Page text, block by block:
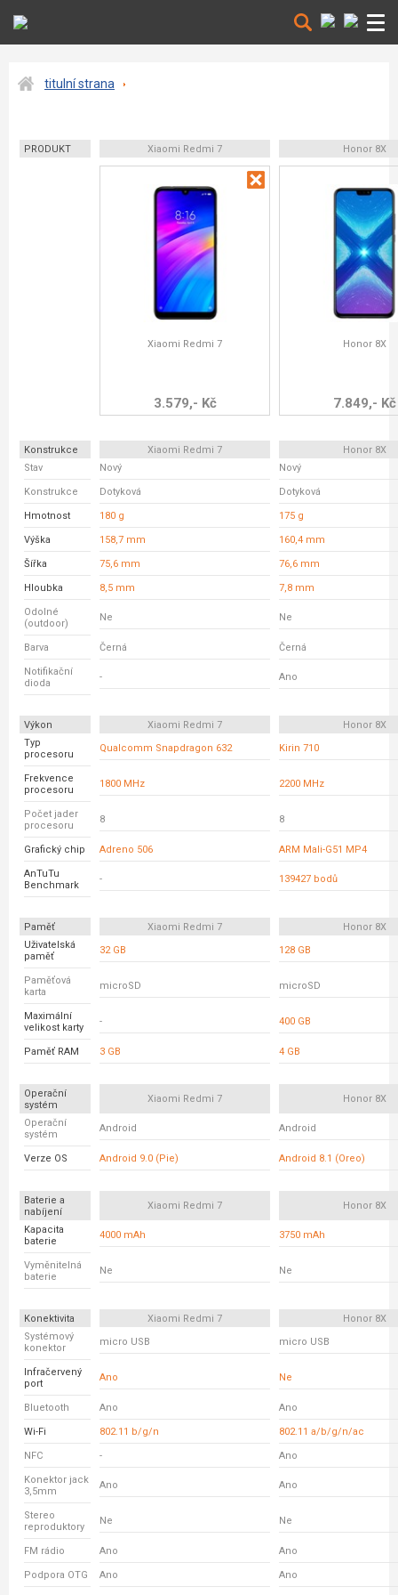
titulní strana
PRODUKT Xiaomi Redmi 7 Honor 8X
Xiaomi Redmi 7
3.579,- Kč
Honor 8X
7.849,- Kč
Konstrukce Xiaomi Redmi 7
Honor 8X
Stav
Nový Nový
Konstrukce Dotyková Dotyková
Hmotnost 180 g 175 g
Výška 158,7 mm 160,4 mm
Šířka 75,6 mm 76,6 mm
Hloubka 8,5 mm 7,8 mm
Odolné
(outdoor)
Ne Ne
Barva Černá Černá
Notifikační
dioda
- Ano
Výkon Xiaomi Redmi 7
Honor 8X
Typ
procesoru
Qualcomm Snapdragon 632 Kirin 710
Frekvence
procesoru
1800 MHz 2200 MHz
Počet jader
procesoru
8 8
Grafický chip Adreno 506 ARM Mali-G51 MP4
AnTuTu
Benchmark
- 139427 bodů
Paměť Xiaomi Redmi 7
Honor 8X
Uživatelská
paměť
32 GB 128 GB
Paměťová
karta
microSD microSD
Maximální
velikost karty
- 400 GB
Paměť RAM 3 GB 4 GB
Operační
systém
Xiaomi Redmi 7 Honor 8X
Operační
systém
Android Android
Verze OS Android 9.0 (Pie) Android 8.1 (Oreo)
Baterie a
nabíjení
Xiaomi Redmi 7 Honor 8X
Kapacita
baterie
4000 mAh 3750 mAh
Vyměnitelná
baterie
Ne Ne
Konektivita Xiaomi Redmi 7
Honor 8X
Systémový
konektor
micro USB micro USB
Infračervený
port
Ano Ne
Bluetooth Ano Ano
Wi-Fi 802.11 b/g/n 802.11 a/b/g/n/ac
NFC - Ano
Konektor jack
3,5mm
Ano Ano
Stereo
reproduktory
Ne Ne
FM rádio Ano Ano
Podpora OTG Ano Ano